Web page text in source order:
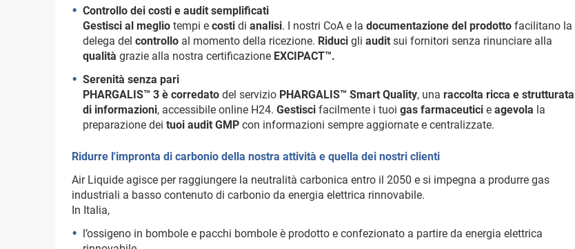
Controllo dei costi e audit semplificati
Gestisci al meglio tempi e costi di analisi. I nostri CoA e la documentazione del prodotto facilitano la
delega del controllo al momento della ricezione. Riduci gli audit sui fornitori senza rinunciare alla
qualità grazie alla nostra certificazione EXCIPACT™.
Serenità senza pari
PHARGALIS™ 3 è corredato del servizio PHARGALIS™ Smart Quality, una raccolta ricca e strutturata
di informazioni, accessibile online H24. Gestisci facilmente i tuoi gas farmaceutici e agevola la
preparazione dei tuoi audit GMP con informazioni sempre aggiornate e centralizzate.
Ridurre l'impronta di carbonio della nostra attività e quella dei nostri clienti
Air Liquide agisce per raggiungere la neutralità carbonica entro il 2050 e si impegna a produrre gas
industriali a basso contenuto di carbonio da energia elettrica rinnovabile.
In Italia,
l’ossigeno in bombole e pacchi bombole è prodotto e confezionato a partire da energia elettrica